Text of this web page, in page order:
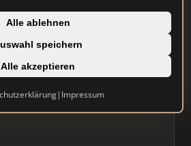
Alle ablehnen
speichern
Alle akzeptieren
| Impressum